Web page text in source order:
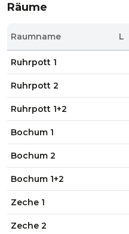
Räume
Raumname L
Ruhrpott 1
Ruhrpott 2
Ruhrpott 1+2
Bochum 1
Bochum 2
Bochum 1+2
Zeche 1
Zeche 2